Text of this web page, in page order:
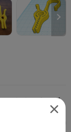

Gereedschap & reserveonderdelen 
